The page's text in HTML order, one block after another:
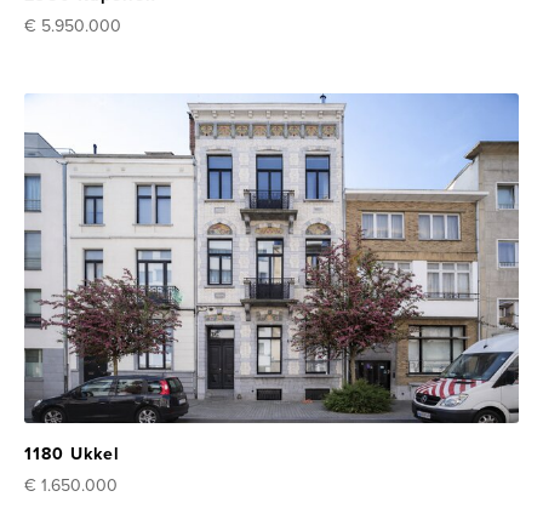
€ 5.950.000
1180 Ukkel
€ 1.650.000